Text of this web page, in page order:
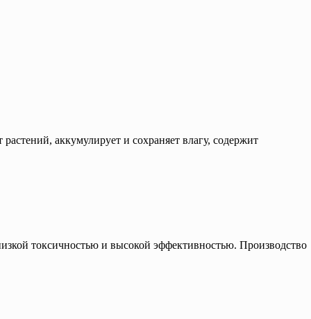
аккумулирует и сохраняет влагу, содержит
токсичностью и высокой эффективностью. Производство